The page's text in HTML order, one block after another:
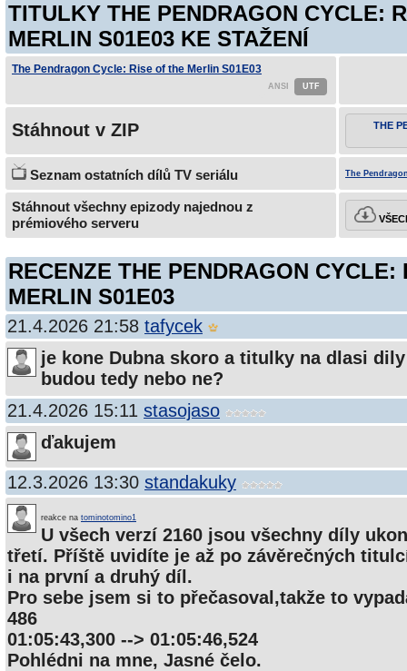
TITULKY THE PENDRAGON CYCLE:
MERLIN S01E03 KE STAŽENÍ
The Pendragon Cycle: Rise of the Merlin S01E03
Stáhnout v ZIP THE
Seznam ostatních dílů TV seriálu The
Stáhnout všechny epizody najednou z
prémiového serveru
RECENZE THE PENDRAGON CYCLE:
MERLIN S01E03
21.4.2026 21:58 tafycek
je kone Dubna skoro a titulky na dlasi
budou tedy nebo ne?
21.4.2026 15:11 stasojaso
ďakujem
12.3.2026 13:30 standakuky
reakce na tominotomino1
U všech verzí 2160 jsou všechny díly
třetí. Příště uvidíte je až po závěrečných
i na první a druhý díl.
Pro sebe jsem si to přečasoval,takže to
486
01:05:43,300 --> 01:05:46,524
Pohlédni na mne, Jasné čelo.